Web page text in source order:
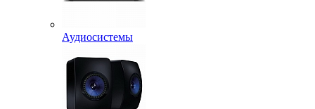
Аудиосистемы